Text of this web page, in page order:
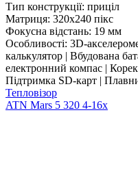
Тип конструкції: приціл
Матриця: 320x240 пікс
Фокусна відстань: 19 мм
Особливості: 3D-
калькулятор | Вбудована
електронний компас |
Підтримка SD-карт |
Тепловізор
ATN Mars 5 320 4-16x